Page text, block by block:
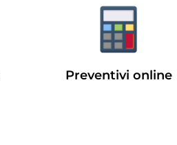
Preventivi online